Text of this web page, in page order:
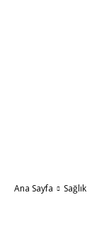
Ana Sayfa Sağlık